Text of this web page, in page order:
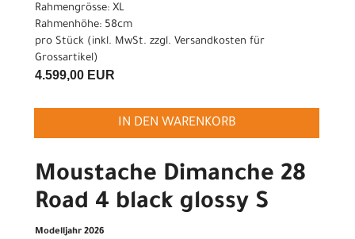
Rahmengrösse: XL
Rahmenhöhe: 58cm
pro Stück (inkl. MwSt. zzgl. Versandkosten für
Grossartikel)
4.599,00 EUR
IN DEN WARENKORB
Moustache Dimanche 28
Road 4 black glossy S
Modelljahr 2026